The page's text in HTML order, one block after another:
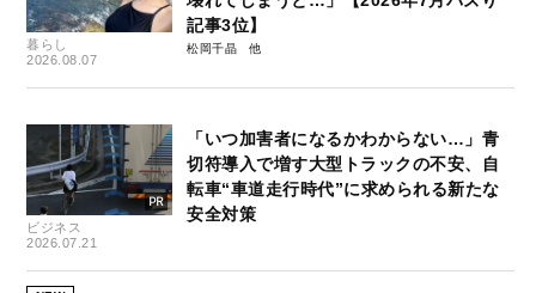
暮らし
2026.08.07
記事3位】
松岡千晶
ビジネス
2026.07.21
「いつ加害者になるかわからない…」青
切符導入で増す大型トラックの不安、自
転車“車道走行時代”に求められる新たな
安全対策